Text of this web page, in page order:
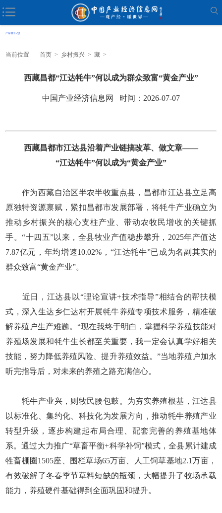
当前位置 首页 > 乡村振兴 > 藏 >
西藏昌都“江达牦牛”何以成为群众致富“黄金产业”
中国产业经济信息网 时间：2026-07-07
西藏昌都市江达县沿着产业链搞改革、做文章——
“江达牦牛”何以成为“黄金产业”
作为西藏自治区半农半牧重点县，昌都市江达县立足高
原独特资源禀赋，紧扣昌都市发展部署，将牦牛产业确立为
推动乡村振兴的核心支柱产业、带动农牧民增收的关键抓
手。“十四五”以来，全县牧业产值稳步攀升，2025年产值达
7.87亿元，年均增速10.02%，“江达牦牛”已成为名副其实的
群众致富“黄金产业”。
近日，江达县以“理论宣讲+技术指导”相结合的帮扶模
式，深入生达乡仁达村开展牦牛养殖专项技术服务，精准破
解养殖户生产难题。“现在我终于明白，掌握科学养殖技能对
养殖场发展和牦牛生长都至关重要，我一定会认真学好相关
技能，努力降低养殖风险、提升养殖效益。”当地养殖户加永
听完指导后，对未来的养殖之路充满信心。
牦牛产业兴，则牧民腰包鼓。为夯实养殖根基，江达县
以标准化、集约化、科技化为发展方向，推动牦牛养殖产业
转型升级，逐步构建起布局合理、配套完善的养殖基地体
系。通过大力推广“草畜平衡+科学补饲”模式，全县累计建成
牲畜棚圈1505座、围栏草场65万亩、人工饲草基地2.1万亩，
有效破解了冬春季节草料短缺的瓶颈，大幅提升了牧场承载
能力，养殖硬件基础得到全面巩固和提升。